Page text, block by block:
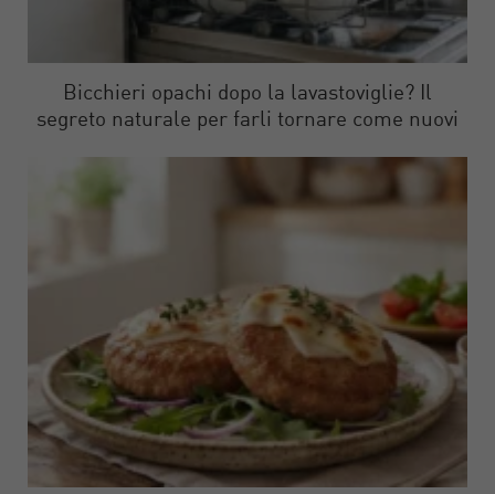
Bicchieri opachi dopo la lavastoviglie? Il
segreto naturale per farli tornare come nuovi